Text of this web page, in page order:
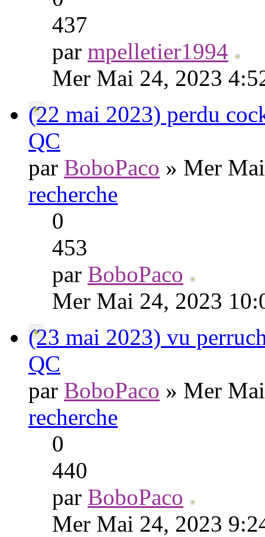
437
par mpelletier1994
Mer Mai 24, 2023
(22 mai 2023) perdu
QC
par BoboPaco » Mer
recherche
0
453
par BoboPaco
Mer Mai 24, 2023
(23 mai 2023) vu
QC
par BoboPaco » Mer
recherche
0
440
par BoboPaco
Mer Mai 24, 2023